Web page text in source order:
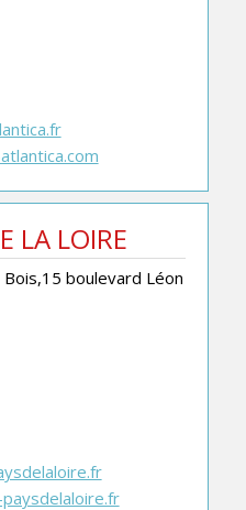
LA LOIRE
boulevard Léon